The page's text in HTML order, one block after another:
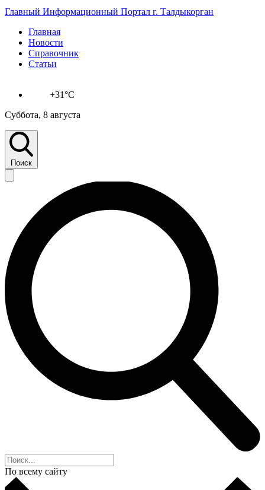
Главный Информационный Портал г. Талдыкорган
Главная
Новости
Справочник
Статьи
+31°C
Суббота, 8 августа
Поиск
По всему сайту